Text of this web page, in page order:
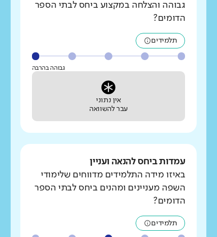
גבוהה והצלחה במקצוע ביחס לבתי הספר
הדומים?
תלמידים
גבוהה בהרבה
אין נתוני
עבר להשוואה
עמדות ביחס להנאה ועניין
באיזו מידה התלמידים מדווחים שלימודי
השפה מעניינים ומהנים ביחס לבתי הספר
הדומים?
תלמידים